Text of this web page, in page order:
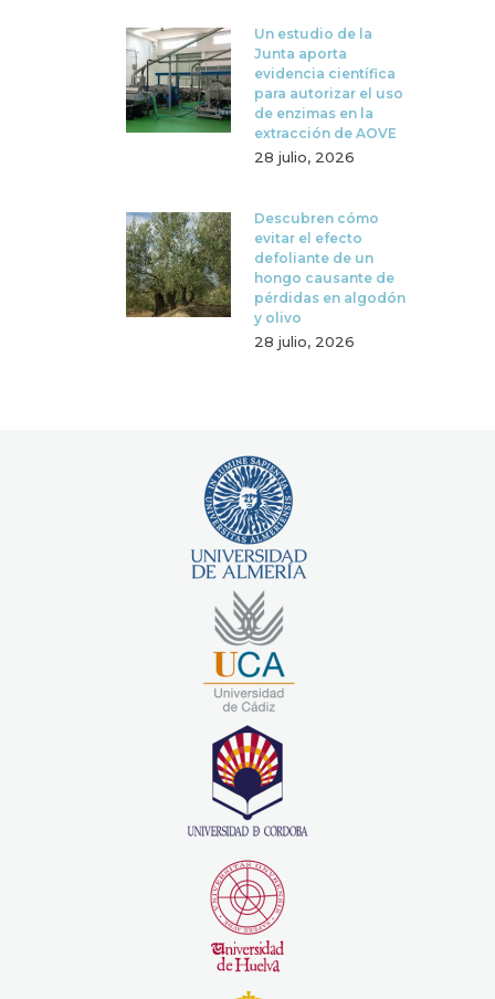
Un estudio de la
Junta aporta
evidencia científica
para autorizar el uso
de enzimas en la
extracción de AOVE
28 julio, 2026
Descubren cómo
evitar el efecto
defoliante de un
hongo causante de
pérdidas en algodón
y olivo
28 julio, 2026